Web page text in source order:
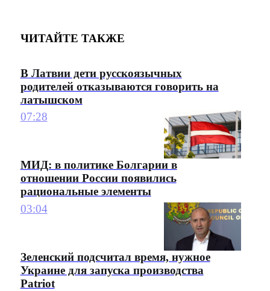
ЧИТАЙТЕ ТАКЖЕ
В Латвии дети русскоязычных
родителей отказываются говорить на
латышском
07:28
МИД: в политике Болгарии в
отношении России появились
рациональные элементы
03:04
Зеленский подсчитал время, нужное
Украине для запуска производства
Patriot